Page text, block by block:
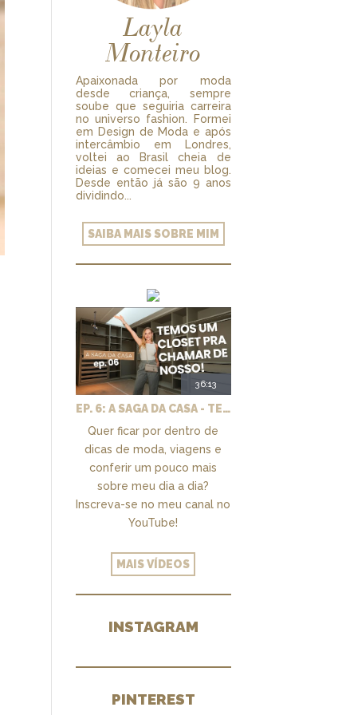
Layla
Monteiro
Apaixonada por moda
desde criança, sempre
soube que seguiria carreira
no universo fashion. Formei
em Design de Moda e após
intercâmbio em Londres,
voltei ao Brasil cheia de
ideias e comecei meu blog.
Desde então já são 9 anos
dividindo...
SAIBA MAIS SOBRE MIM
36:13
EP. 6: A SAGA DA CASA - TEMOS UM CLOSET PRA CHAMAR DE NOSSO + MARCENARIA E PAISAGISMO
Quer ficar por dentro de
dicas de moda, viagens e
conferir um pouco mais
sobre meu dia a dia?
Inscreva-se no meu canal no
YouTube!
MAIS VÍDEOS
INSTAGRAM
PINTEREST